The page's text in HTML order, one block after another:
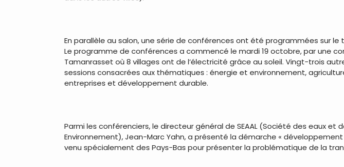
En parallèle au salon, une série de conférences ont été programmées sur
Le programme de conférences a commencé le mardi 19 octobre, par une
Tamanrasset où 8 villages ont de l’électricité grâce au soleil. Vingt-trois
sessions consacrées aux thématiques : énergie et environnement,
entreprises et développement durable.
Parmi les conférenciers, le directeur général de SEAAL (Société des eaux et
Environnement), Jean-Marc Yahn, a présenté la démarche «
venu spécialement des Pays-Bas pour présenter la problématique de la